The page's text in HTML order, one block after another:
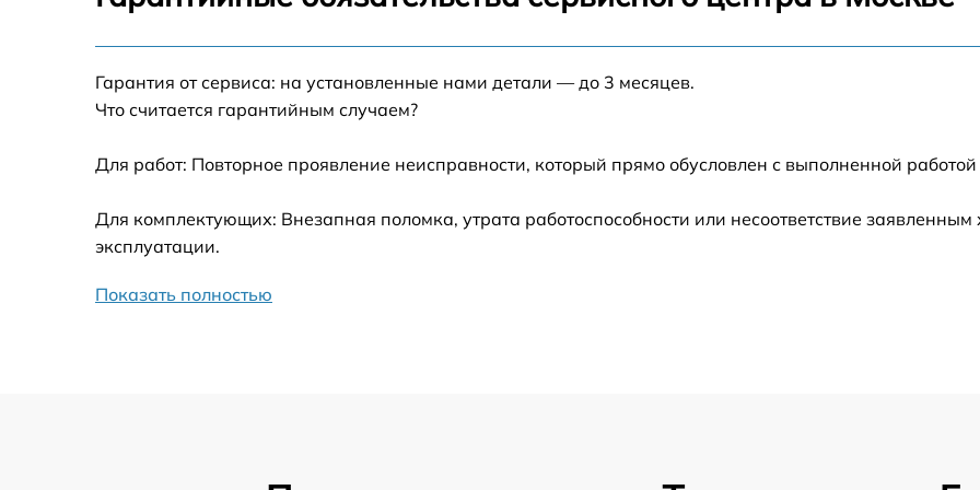
Ремонт встроенного дальнометра и
других устройств
Замена микросхемы логики от 60 мин
Замена ключей управления от 60 мин
Ремонт цепи питания
Гарантия от сервиса: на установленные нами детали — до 3 месяцев.
Что считается гарантийным случаем?
Для работ: Повторное проявление неисправности, который прямо обусловлен с выполненной
Для комплектующих: Внезапная поломка, утрата работоспособности или несоответствие
эксплуатации.
Показать полностью